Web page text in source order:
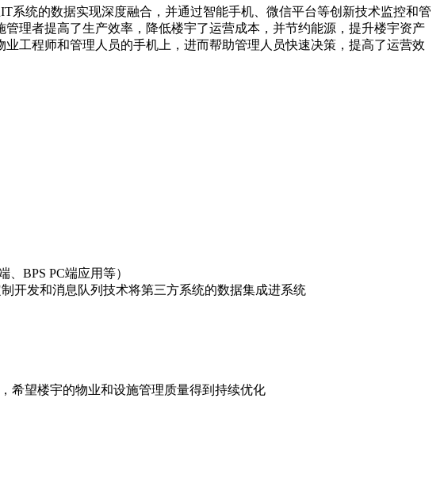
系统的数据实现深度融合，并通过智能手机、微信平台等创新技术监控和管
理者提高了生产效率，降低楼宇了运营成本，并节约能源，提升楼宇资产
工程师和管理人员的手机上，进而帮助管理人员快速决策，提高了运营效
BPS PC端应用等）
制开发和消息队列技术将第三方系统的数据集成进系统
希望楼宇的物业和设施管理质量得到持续优化